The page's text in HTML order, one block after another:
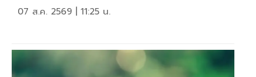
07 ส.ค. 2569 | 11:25 น.